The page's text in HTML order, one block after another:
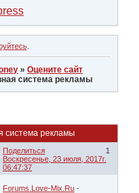
.
»Оцените сайт
система рекламы
система рекламы
Поделиться
1
Воскресенье, 23 июля, 2017г.
06:47:37
Forums.Love-Mix.Ru -